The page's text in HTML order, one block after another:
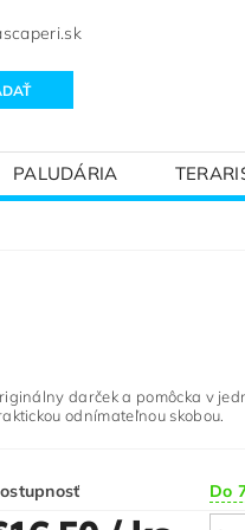
PALUDÁRIA
darček a pomôcka v
odnímateľnou skobou.
Do